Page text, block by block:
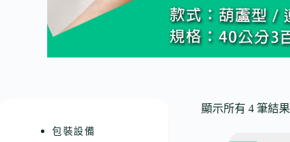
顯示所有 4 筆結果
包裝設備